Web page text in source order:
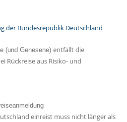
der Bundesrepublik Deutschland
(und Genesene)entfällt die
Rückreise aus Risiko- und
einreist muss nicht länger als